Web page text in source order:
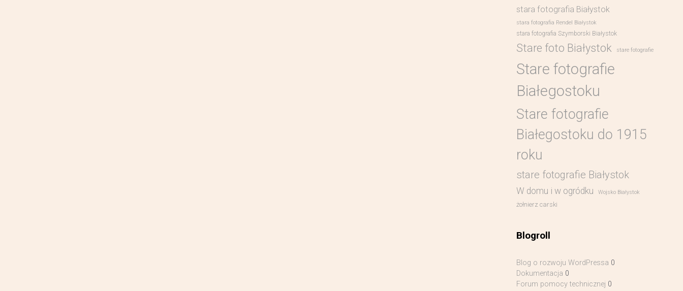
stara fotografia Białystok
stara fotografia Rendel Białystok
stara fotografia Szymborski Białystok
Stare foto Białystok stare fotografie
Stare fotografie
Białegostoku
Stare fotografie
Białegostoku do 1915
roku
stare fotografie Białystok
W domu i w ogródku Wojsko Białystok
żołnierz carski
Blogroll
Blog o rozwoju WordPressa 0
Dokumentacja 0
Forum pomocy technicznej 0